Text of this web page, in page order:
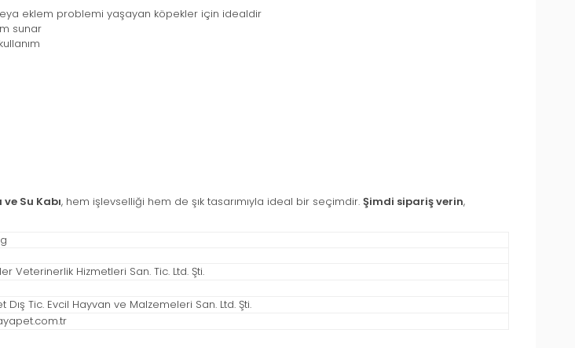
eklem problemi yaşayan köpekler için idealdir
sunar
Su Kabı, hem işlevselliği hem de şık tasarımıyla ideal bir seçimdir. Şimdi sipariş verin,
Veterinerlik Hizmetleri San. Tic. Ltd. Şti.
Dış Tic. Evcil Hayvan ve Malzemeleri San. Ltd. Şti.